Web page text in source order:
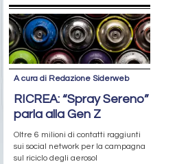
A cura di Redazione Siderweb
RICREA: “Spray Sereno”
parla alla Gen Z
Oltre 6 milioni di contatti raggiunti
sui social network per la campagna
sul riciclo degli aerosol